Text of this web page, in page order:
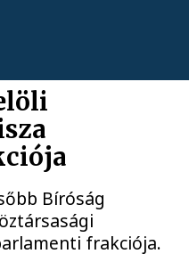
Bíróság
frakciója.